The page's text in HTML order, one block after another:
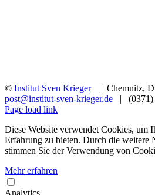
© Institut Sven Krieger| Chemnitz,
post@institut-sven-krieger.de | (0371)
Facebook
YouTube
Instagram
Rss
Page load link
Diese Website verwendet Cookies, um
Erfahrung zu bieten. Durch die weitere
stimmen Sie der Verwendung von
Mehr erfahren
Analytics